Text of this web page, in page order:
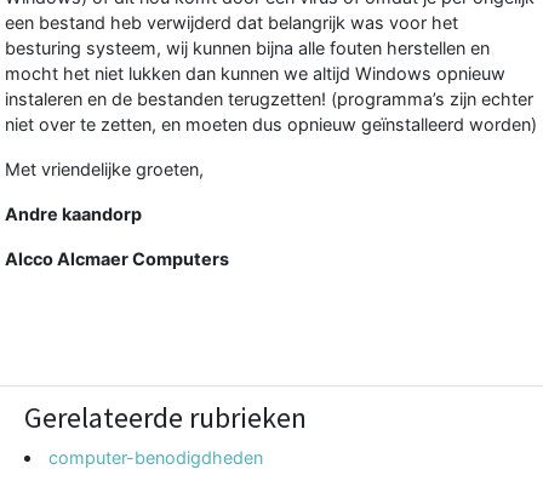
een bestand heb verwijderd dat belangrijk was voor het
besturing systeem, wij kunnen bijna alle fouten herstellen en
mocht het niet lukken dan kunnen we altijd Windows opnieuw
instaleren en de bestanden terugzetten! (programma’s zijn echter
niet over te zetten, en moeten dus opnieuw geïnstalleerd worden)
Met vriendelijke groeten,
Andre kaandorp
Alcco Alcmaer Computers
Gerelateerde rubrieken
computer-benodigdheden